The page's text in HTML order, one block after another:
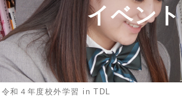
イベント
令和４年度校外学習 in TDL